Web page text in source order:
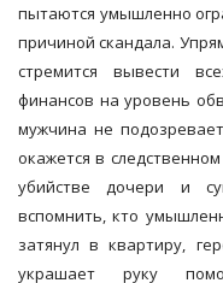
пытаются умышленно
причиной скандала.
стремится вывести
финансов на уровень
мужчина не
окажется в
убийстве дочери и
вспомнить, кто
затянул в квартиру,
украшает руку